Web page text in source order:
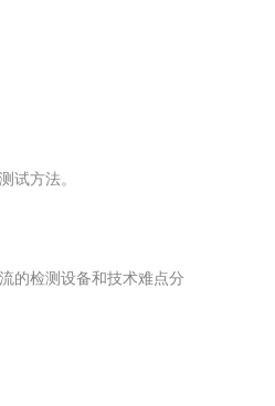
试方法。
的检测设备和技术难点分